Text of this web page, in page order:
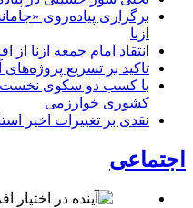
برگزاری پیاده‌روی
ازنا
انتقاد امام جمعه ازنا از
تاکید بر تسریع
با کسب دو سکوی نخست
کشوری خوارزمی
نقدی بر تغییرات اخیر
اجتماعی